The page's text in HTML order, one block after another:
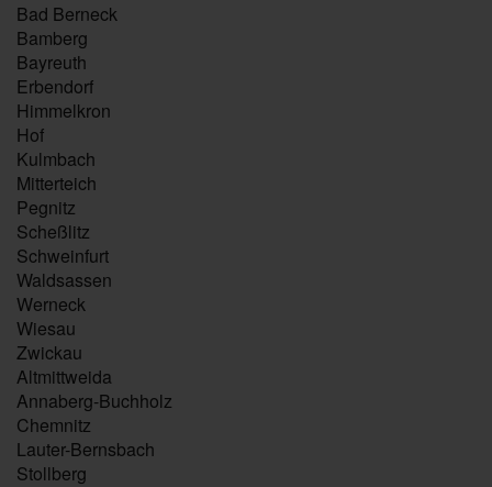
Bad Berneck
Bamberg
Bayreuth
Erbendorf
Himmelkron
Hof
Kulmbach
Mitterteich
Pegnitz
Scheßlitz
Schweinfurt
Waldsassen
Werneck
Wiesau
Zwickau
Altmittweida
Annaberg-Buchholz
Chemnitz
Lauter-Bernsbach
Stollberg